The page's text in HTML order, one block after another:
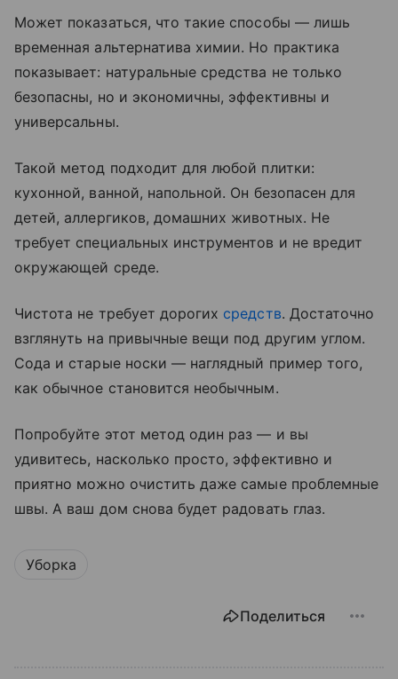
Может показаться, что такие способы — лишь
временная альтернатива химии. Но практика
показывает: натуральные средства не только
безопасны, но и экономичны, эффективны и
универсальны.
Такой метод подходит для любой плитки:
кухонной, ванной, напольной. Он безопасен для
детей, аллергиков, домашних животных. Не
требует специальных инструментов и не вредит
окружающей среде.
Чистота не требует дорогих средств. Достаточно
взглянуть на привычные вещи под другим углом.
Сода и старые носки — наглядный пример того,
как обычное становится необычным.
Попробуйте этот метод один раз — и вы
удивитесь, насколько просто, эффективно и
приятно можно очистить даже самые проблемные
швы. А ваш дом снова будет радовать глаз.
Уборка
Поделиться